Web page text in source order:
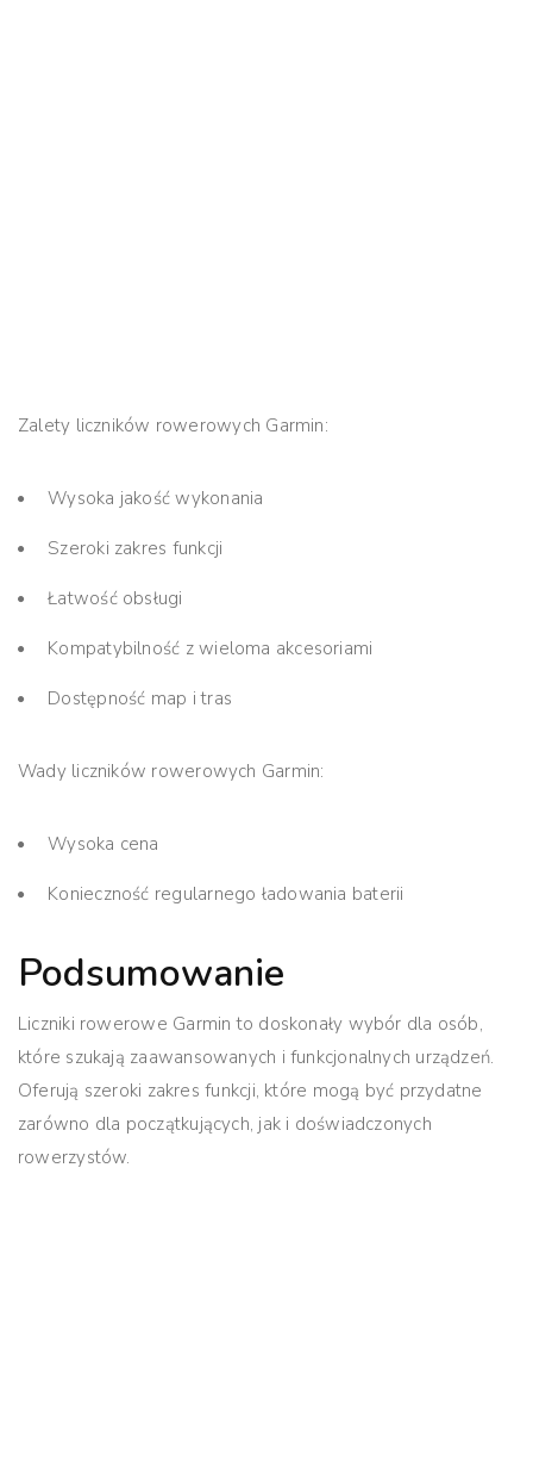
Zalety liczników rowerowych Garmin:
Wysoka jakość wykonania
Szeroki zakres funkcji
Łatwość obsługi
Kompatybilność z wieloma akcesoriami
Dostępność map i tras
Wady liczników rowerowych Garmin:
Wysoka cena
Konieczność regularnego ładowania baterii
Podsumowanie
Liczniki rowerowe Garmin to doskonały wybór dla osób,
które szukają zaawansowanych i funkcjonalnych urządzeń.
Oferują szeroki zakres funkcji, które mogą być przydatne
zarówno dla początkujących, jak i doświadczonych
rowerzystów.